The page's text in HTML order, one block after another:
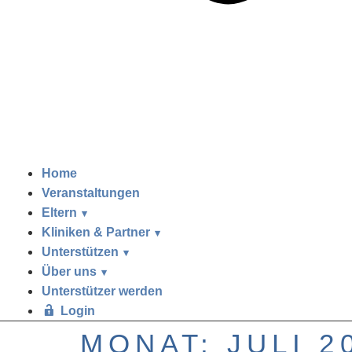
Home
Veranstaltungen
Eltern
Kliniken & Partner
Unterstützen
Über uns
Unterstützer werden
Login
MONAT:JULI